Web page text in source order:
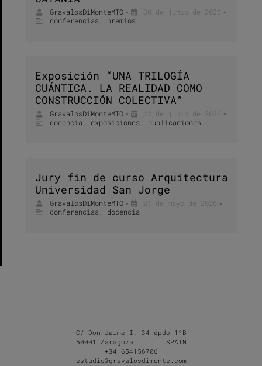
GravalosDiMonteMTO • 30 de junio de 2026 •
conferencias premios
Exposición “UNA TRILOGÍA
CUÁNTICA. LA REALIDAD COMO
CONSTRUCCIÓN COLECTIVA”
GravalosDiMonteMTO • 12 de junio de 2026 •
docencia exposiciones publicaciones
Jury fin de curso Arquitectura
Universidad San Jorge
GravalosDiMonteMTO • 21 de mayo de 2026 •
conferencias docencia
C/ Don Jaime I, 34 dpdo-1ºB
50001 Zaragoza SPAIN
+34 654156706
estudio@gravalosdimonte.com